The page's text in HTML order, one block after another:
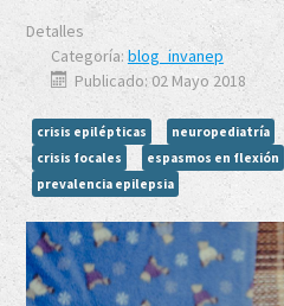
Detalles
Categoría: blog_invanep
Publicado: 02 Mayo 2018
crisis epilépticas neuropediatría
crisis focales
espasmos en flexión
prevalencia epilepsia